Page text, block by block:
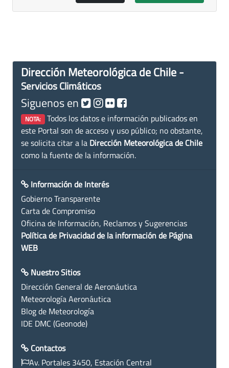
Dirección Meteorológica de Chile -
Servicios Climáticos
Siguenos en
NOTA: Todos los datos e información publicados en
este Portal son de acceso y uso público; no obstante,
se solicita citar a la Dirección Meteorológica de Chile
como la fuente de la información.
Información de Interés
Gobierno Transparente
Carta de Compromiso
Oficina de Información, Reclamos y Sugerencias
Política de Privacidad de la información de Página
WEB
Nuestro Sitios
Dirección General de Aeronáutica
Meteorología Aeronáutica
Blog de Meteorología
IDE DMC (Geonode)
Contactos
Av. Portales 3450, Estación Central